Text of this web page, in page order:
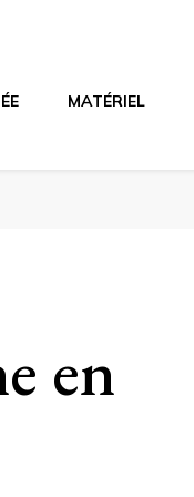
MATÉRIEL
en